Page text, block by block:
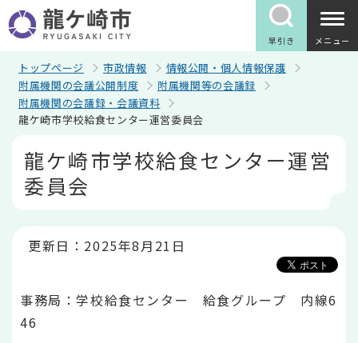
の
ペ
早引き メニュー
トップページ 市政情報
情報公開・個人情報保護
附属機関の会議公開制度
附属機関等の会議録
附属機関の会議録・会議資料
龍ケ崎市学校給食センター運営委員会
龍ケ崎市学校給食センター運営
委員会
更新日：2025年8月21日
事務局：学校給食センター 給食グループ 内線6
46